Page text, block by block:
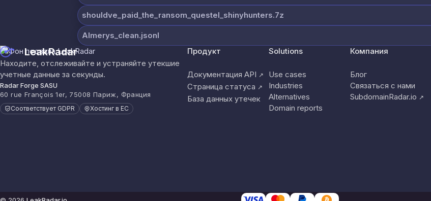
shouldve_paid_the_ransom_questel_shinyhunters.7z
Almerys_clean.jsonl
LeakRadar
Находите, отслеживайте и устраняйте утекшие
учетные данные за секунды.
Radar Forge SASU
60 rue François 1er, 75008 Париж, Франция
Соответствует GDPR Хостинг в ЕС
Продукт
Документация API ↗
Страница статуса ↗
База данных утечек
Solutions
Use cases
Industries
Alternatives
Domain reports
Компания
Блог
Связаться с нами
SubdomainRadar.io ↗